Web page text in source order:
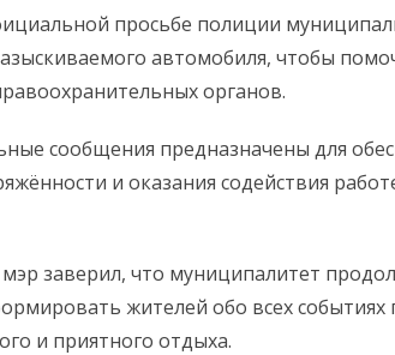
просьбе полиции
автомобиля, чтобы
органов.
сообщения предназначены для
и оказания содействия
заверил, что муниципалитет
жителей обо всех
и приятного отдыха.